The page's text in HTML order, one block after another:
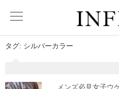
タグ: シルバーカラー
メンズ必見女子ウ